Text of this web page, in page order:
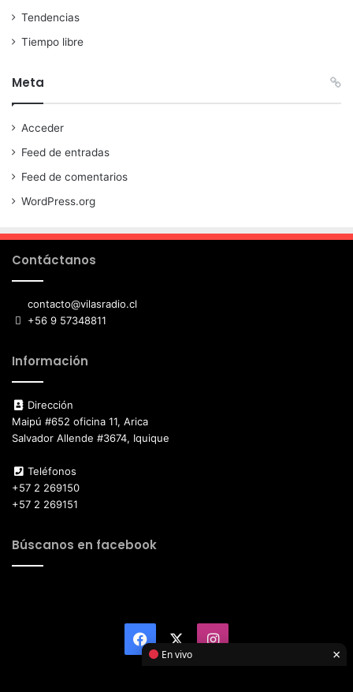
Tendencias
Tiempo libre
Meta
Acceder
Feed de entradas
Feed de comentarios
WordPress.org
Contáctanos
contacto@vilasradio.cl
+56 9 57348811
Información
Dirección
Maipú #652 oficina 11, Arica
Salvador Allende #3674, Iquique
Teléfonos
+57 2 269150
+57 2 269151
Búscanos en facebook
Facebook Instagram
En vivo ×